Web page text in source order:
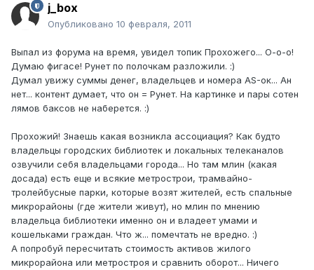
j_box
Опубликовано 10 февраля, 2011
Выпал из форума на время, увидел топик Прохожего... О-о-о!
Думаю фигасе! Рунет по полочкам разложили. :)
Думал увижу суммы денег, владельцев и номера AS-ок... Ан
нет... контент думает, что он = Рунет. На картинке и пары сотен
лямов баксов не наберется. :)
Прохожий! Знаешь какая возникла ассоциация? Как будто
владельцы городских библиотек и локальных телеканалов
озвучили себя владельцами города... Но там млин (какая
досада) есть еще и всякие метрострои, трамвайно-
тролейбусные парки, которые возят жителей, есть спальные
микрорайоны (где жители живут), но млин по мнению
владельца библиотеки именно он и владеет умами и
кошельками граждан. Что ж... помечтать не вредно. :)
А попробуй пересчитать стоимость активов жилого
микрорайона или метростроя и сравнить оборот... Ничего